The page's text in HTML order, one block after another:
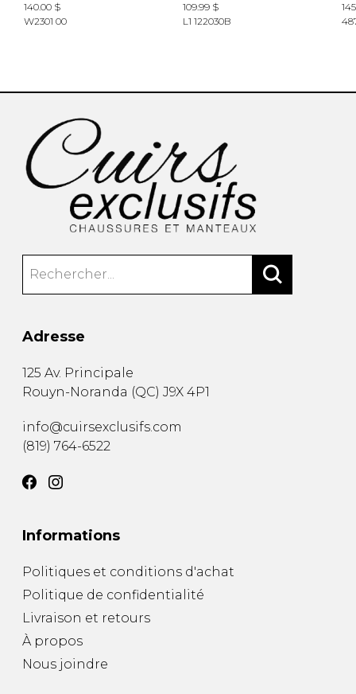
140.00 $
W2301 00
109.99 $
L1 122030B
Adresse
125 Av. Principale
Rouyn-Noranda (QC) J9X 4P1
info@cuirsexclusifs.com
(819) 764-6522
Informations
Politiques et conditions d'achat
Politique de confidentialité
Livraison et retours
À propos
Nous joindre